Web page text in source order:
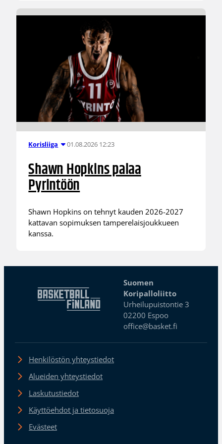
Korisliiga 01.08.2026 12:23
Shawn Hopkins palaa
Pyrintöön
Shawn Hopkins on tehnyt kauden 2026-2027
kattavan sopimuksen tamperelaisjoukkueen
kanssa.
Suomen
Koripalloliitto
Urheilupuistontie 3
02200 Espoo
office@basket.fi
Henkilöstön yhteystiedot
Alueiden yhteystiedot
Laskutustiedot
Käyttöehdot ja tietosuoja
Evästeet